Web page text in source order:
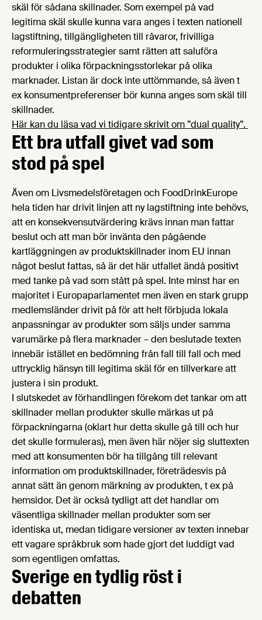
skäl för sådana skillnader. Som exempel på vad
legitima skäl skulle kunna vara anges i texten nationell
lagstiftning, tillgängligheten till råvaror, frivilliga
reformuleringsstrategier samt rätten att saluföra
produkter i olika förpackningsstorlekar på olika
marknader. Listan är dock inte uttömmande, så även t
ex konsumentpreferenser bör kunna anges som skäl till
skillnader.
Här kan du läsa vad vi tidigare skrivit om ”dual quality”.
Ett bra utfall givet vad som
stod på spel
Även om Livsmedelsföretagen och FoodDrinkEurope
hela tiden har drivit linjen att ny lagstiftning inte behövs,
att en konsekvensutvärdering krävs innan man fattar
beslut och att man bör invänta den pågående
kartläggningen av produktskillnader inom EU innan
något beslut fattas, så är det här utfallet ändå positivt
med tanke på vad som stått på spel. Inte minst har en
majoritet i Europaparlamentet men även en stark grupp
medlemsländer drivit på för att helt förbjuda lokala
anpassningar av produkter som säljs under samma
varumärke på flera marknader – den beslutade texten
innebär istället en bedömning från fall till fall och med
uttrycklig hänsyn till legitima skäl för en tillverkare att
justera i sin produkt.
I slutskedet av förhandlingen förekom det tankar om att
skillnader mellan produkter skulle märkas ut på
förpackningarna (oklart hur detta skulle gå till och hur
det skulle formuleras), men även här nöjer sig sluttexten
med att konsumenten bör ha tillgång till relevant
information om produktskillnader, företrädesvis på
annat sätt än genom märkning av produkten, t ex på
hemsidor. Det är också tydligt att det handlar om
väsentliga skillnader mellan produkter som ser
identiska ut, medan tidigare versioner av texten innebar
ett vagare språkbruk som hade gjort det luddigt vad
som egentligen omfattas.
Sverige en tydlig röst i
debatten